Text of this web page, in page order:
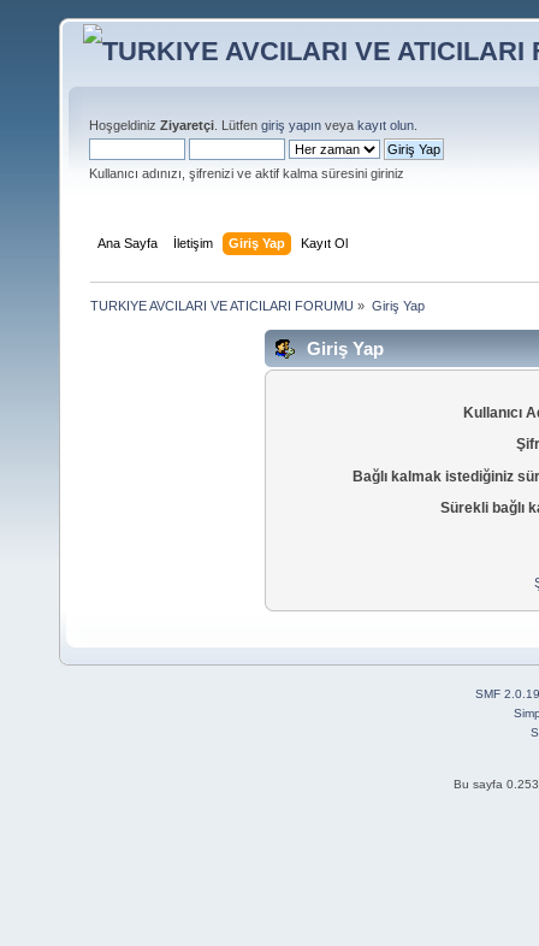
Hoşgeldiniz Ziyaretçi . Lütfen giriş yapın veya kayıt olun
Kullanıcı adınızı, şifrenizi ve aktif kalma süresini giriniz
Ana Sayfa İletişim Giriş Yap Kayıt Ol
TURKIYE AVCILARI VE ATICILARI FORUMU » Giriş Yap
Giriş Yap
Kullanıcı
Bağlı kalmak istediğiniz
Sürekli bağlı
SMF 2.0.19
Bu sayfa